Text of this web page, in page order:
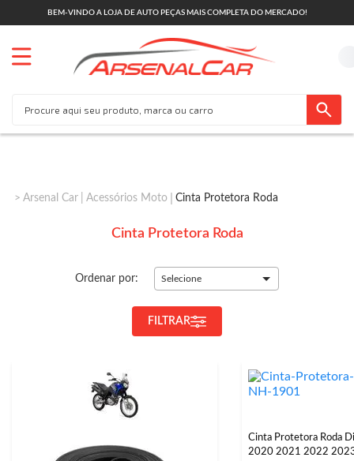
BEM-VINDO A LOJA DE AUTO PEÇAS MAIS COMPLETA DO MERCADO!
Arsenal Car Acessórios Moto Cinta Protetora Roda
Cinta Protetora Roda
Ordenar por: Selecione
FILTRAR
Cinta Protetora Roda
2020 2021 2022